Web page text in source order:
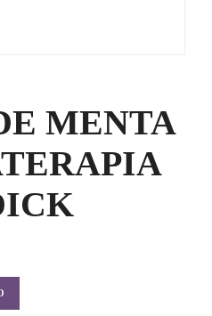
MENTA